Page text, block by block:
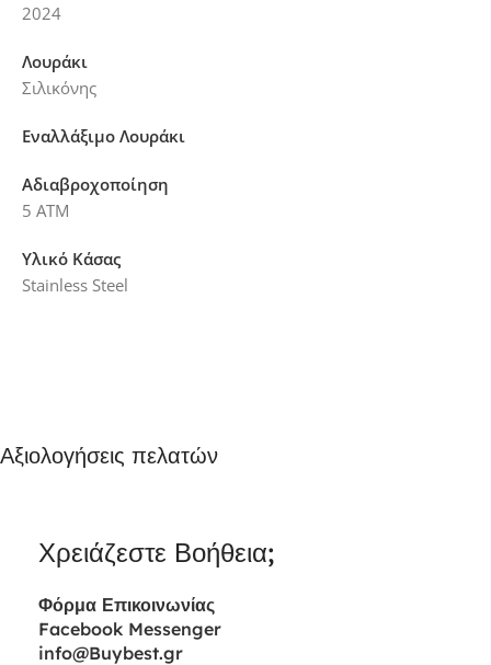
2024
Λουράκι
Σιλικόνης
Εναλλάξιμο Λουράκι
Αδιαβροχοποίηση
5 ATM
Υλικό Κάσας
Stainless Steel
Αξιολογήσεις πελατών
Χρειάζεστε Βοήθεια;
Φόρμα Επικοινωνίας
Facebook Messenger
info@Buybest.gr